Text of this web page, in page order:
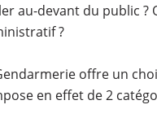
au-devant du public
?
offre un
en effet de 2